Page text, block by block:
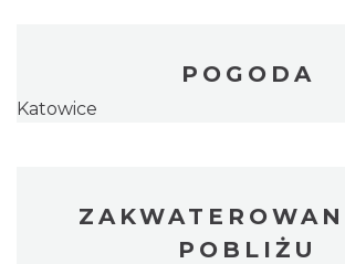
POGODA
Katowice
POBLIŻU